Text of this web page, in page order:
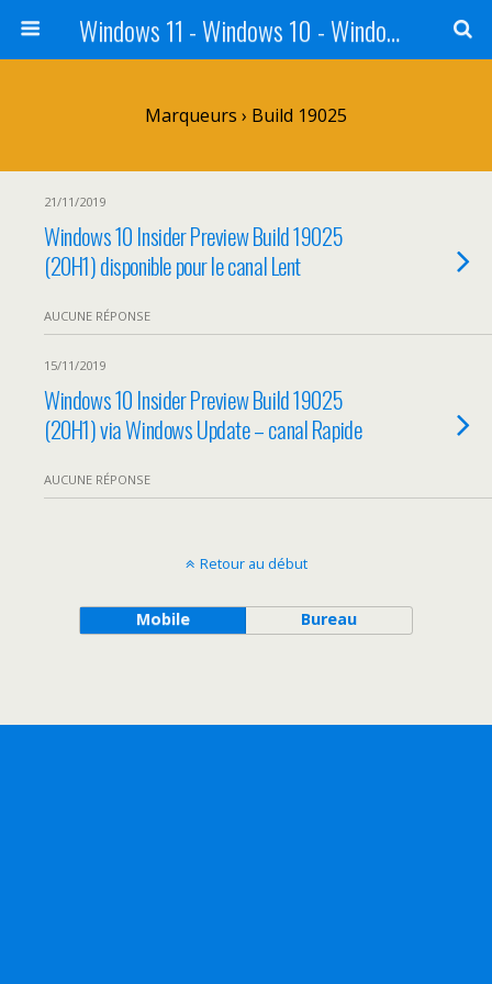
Windows 11 - Windows 10 - Windows 8 - Windows 7 - VISTA
Marqueurs › Build 19025
21/11/2019
Windows 10 Insider Preview Build 19025
(20H1) disponible pour le canal Lent
AUCUNE RÉPONSE
15/11/2019
Windows 10 Insider Preview Build 19025
(20H1) via Windows Update – canal Rapide
AUCUNE RÉPONSE
Retour au début
Mobile Bureau